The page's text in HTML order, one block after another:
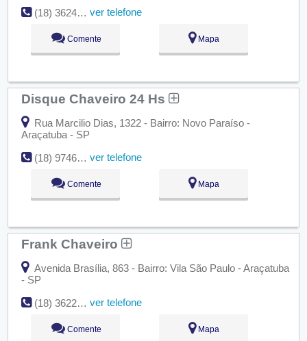
(18) 3624-8306
ver telefone
Comente Mapa
Disque Chaveiro 24 Hs
Rua Marcilio Dias, 1322 - Bairro: Novo Paraíso -
Araçatuba - SP
(18) 9746-8488
ver telefone
Comente Mapa
Frank Chaveiro
Avenida Brasília, 863 - Bairro: Vila São Paulo - Araçatuba
- SP
(18) 3622-2573
ver telefone
Comente Mapa